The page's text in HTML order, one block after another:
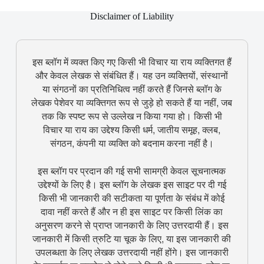
Disclaimer of Liability
इस ब्लॉग में व्यक्त किए गए किसी भी विचार या राय व्यक्तिगत हैं
और केवल लेखक से संबंधित हैं। यह उन व्यक्तियों, संस्थानों
या संगठनों का प्रतिनिधित्व नहीं करते हैं जिनसे ब्लॉग के
लेखक पेशेवर या व्यक्तिगत रूप से जुड़े हो सकते हैं या नहीं, जब
तक कि स्पष्ट रूप से उल्लेख न किया गया हो। किसी भी
विचार या राय का उद्देश्य किसी धर्म, जातीय समूह, क्लब,
संगठन, कंपनी या व्यक्ति को बदनाम करना नहीं है।
इस ब्लॉग पर प्रदान की गई सभी सामग्री केवल सूचनात्मक
उद्देश्यों के लिए है। इस ब्लॉग के लेखक इस साइट पर दी गई
किसी भी जानकारी की सटीकता या पूर्णता के संबंध में कोई
दावा नहीं करते हैं और न ही इस साइट पर किसी लिंक का
अनुसरण करने से प्राप्त जानकारी के लिए उत्तरदायी हैं। इस
जानकारी में किसी त्रुटि या चूक के लिए, या इस जानकारी की
उपलब्धता के लिए लेखक उत्तरदायी नहीं होंगे। इस जानकारी